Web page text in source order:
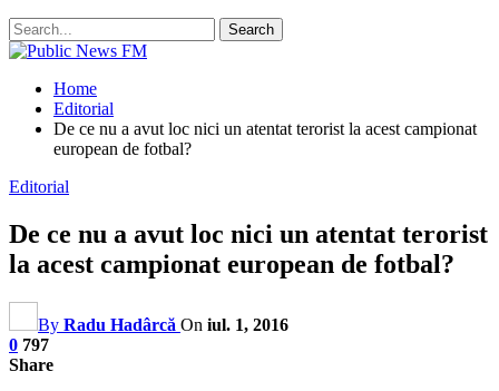
Home
Editorial
De ce nu a avut loc nici un atentat terorist la acest campionat
european de fotbal?
Editorial
De ce nu a avut loc nici un atentat terorist
la acest campionat european de fotbal?
By Radu Hadârcă On iul. 1, 2016
0 797
Share